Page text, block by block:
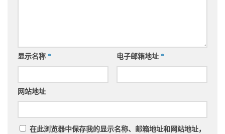
显示名称 * 电子邮箱地址 *
网站地址
在此浏览器中保存我的显示名称、邮箱地址和网站地址，